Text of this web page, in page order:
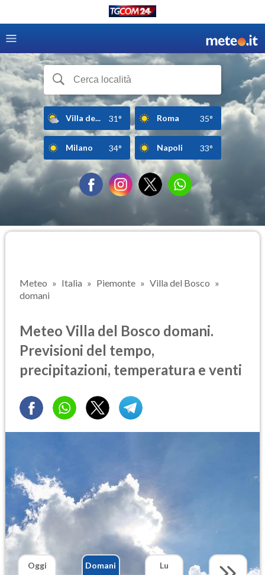
Villa de... 31° Roma 35°
Milano 34° Napoli 33°
Meteo Italia Piemonte
Villa del Bosco
domani
Meteo Villa del Bosco domani.
Previsioni del tempo,
precipitazioni, temperatura e venti
Oggi
Domani
Lu